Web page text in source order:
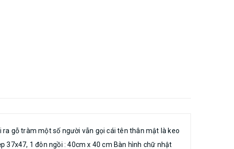
ra gỗ tràm một số người vẫn gọi cái tên thân mật là keo
37x47, 1 đôn ngồi : 40cm x 40 cm Bàn hình chữ nhật